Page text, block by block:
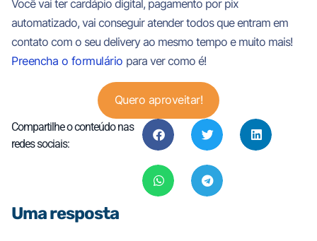
Você vai ter cardápio digital, pagamento por pix
automatizado, vai conseguir atender todos que entram em
contato com o seu delivery ao mesmo tempo e muito mais!
Preencha o formulário para ver como é!
Quero aproveitar!
Compartilhe o conteúdo nas
redes sociais:
Uma resposta